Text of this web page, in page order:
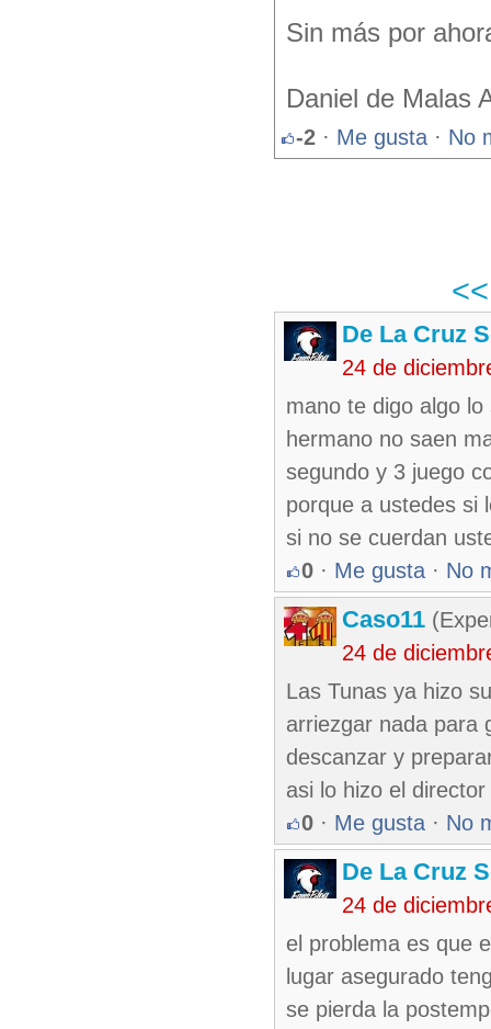
Sin más por
Daniel de Malas
-2 · Me gusta · No
De La Cruz
24 de
mano te digo algo
hermano no saen
segundo y 3 juego
porque a ustedes si
si no se cuerdan
0 · Me gusta · No
Caso11
24 de
Las Tunas ya hizo
arriezgar nada para
descanzar y
asi lo hizo el
0 · Me gusta · No
De La Cruz
24 de
el problema es que
lugar asegurado
se pierda la